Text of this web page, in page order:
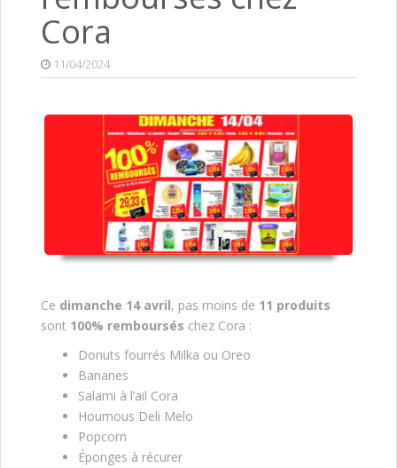
Cora
11/04/2024
Ce dimanche 14 avril, pas moins de 11 produits
sont 100% remboursés chez Cora :
Donuts fourrés Milka ou Oreo
Bananes
Salami à l’ail Cora
Houmous Deli Melo
Popcorn
Éponges à récurer